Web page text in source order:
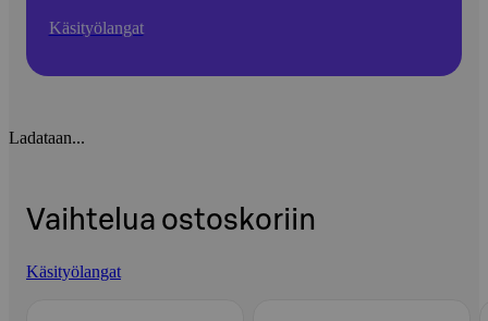
Käsityölangat
Ladataan...
Vaihtelua ostoskoriin
Käsityölangat